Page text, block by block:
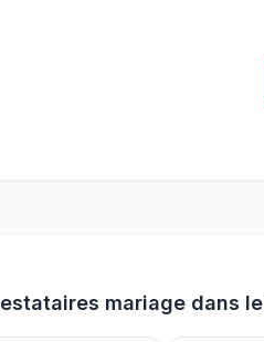
mariage dans le